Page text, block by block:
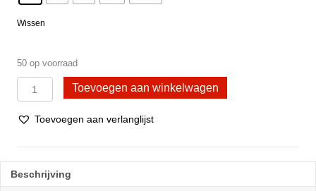
Wissen
50 op voorraad
Stuks
shirt
Toevoegen aan winkelwagen
Toevoegen aan verlanglijst
Beschrijving